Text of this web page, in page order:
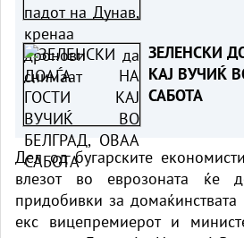
ЗЕЛЕНСКИ
КАЈ ВУЧИЌ
САБОТА
Дел од бугарските
влезот во еврозоната ќе
придобивки за
екс вицепремиерот и